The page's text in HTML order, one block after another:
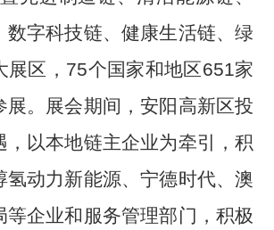
数字科技链、健康生活链、绿
展区，75个国家和地区651家
展。展会期间，安阳高新区投
，以本地链主企业为牵引，积
氢动力新能源、宁德时代、澳
等企业和服务管理部门，积极